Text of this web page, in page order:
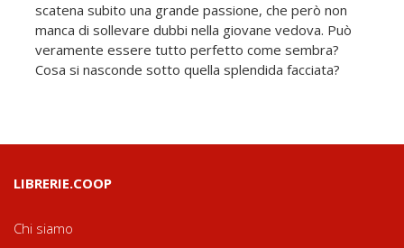
scatena subito una grande passione, che però non
manca di sollevare dubbi nella giovane vedova. Può
veramente essere tutto perfetto come sembra?
Cosa si nasconde sotto quella splendida facciata?
LIBRERIE.COOP
Chi siamo